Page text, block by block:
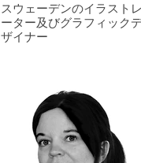
スウェーデンのイラストレ
ーター及びグラフィック
ザイナー